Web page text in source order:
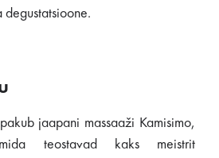
degustatsioone.
jaapani massaaži Kamisimo,
mida teostavad kaks meistrit